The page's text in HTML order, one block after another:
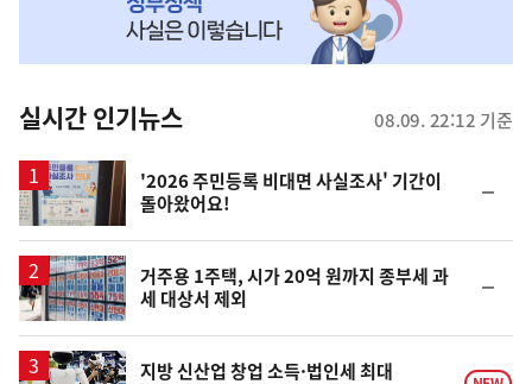
뉴
스
실시간 인기뉴스 08.09. 22:12 기준
'2026 주민등록 비대면 사실조사' 기간이
돌아왔어요!
일
거주용 1주택, 시가 20억 원까지 종부세 과
세 대상서 제외
일
지방 신산업 창업 소득·법인세 최대